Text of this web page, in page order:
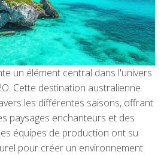
un élément central dans l'univers
Cette destination australienne
les différentes saisons, offrant
paysages enchanteurs et des
équipes de production ont su
pour créer un environnement